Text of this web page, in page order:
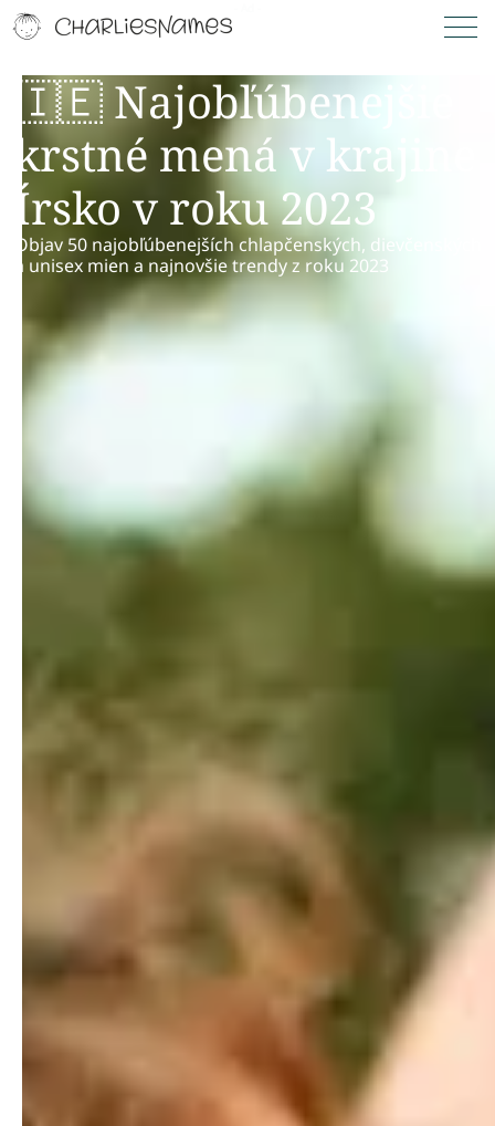
🇮🇪 Najobľúbenejšie
krstné mená v krajine
Írsko v roku 2023
Objav 50 najobľúbenejších chlapčenských, dievčenských
a unisex mien a najnovšie trendy z roku 2023